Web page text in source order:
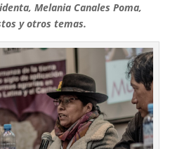
Melania Canales Poma,
y otros temas.